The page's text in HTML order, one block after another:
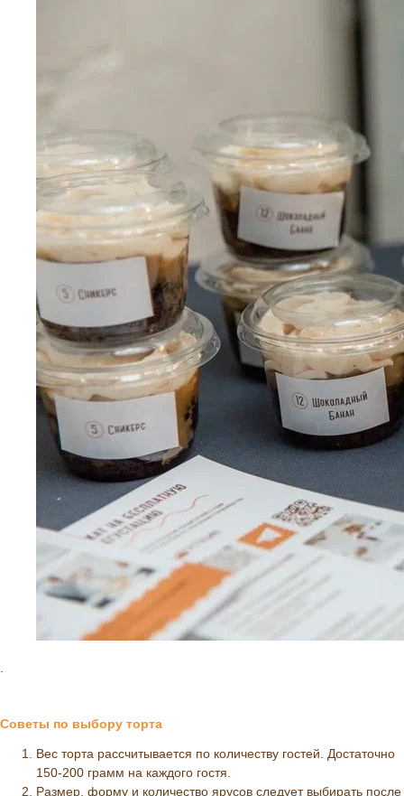
.
Советы по выбору торта
Вес торта рассчитывается по количеству гостей. Достаточно
150-200 грамм на каждого гостя.
Размер, форму и количество ярусов следует выбирать после